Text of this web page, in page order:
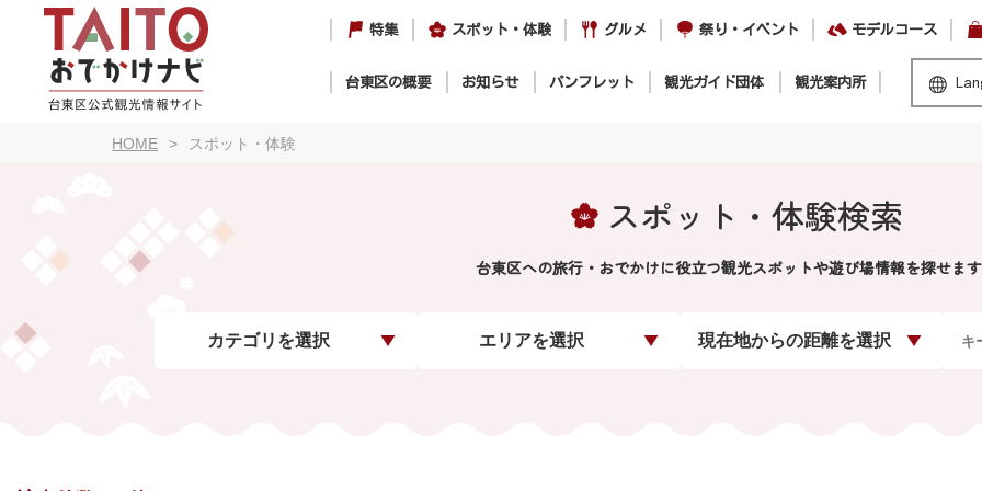
特集 スポット・体験 グルメ 祭り・イベント モデルコース
台東区の概要 お知らせ パンフレット 観光ガイド団体 観光案内所
HOME スポット・体験
スポット・体験検索
台東区への旅行・おでかけに役立つ観光スポットや遊び場情報を探せま
カテゴリを選択 エリアを選択 現在地からの距離を選択